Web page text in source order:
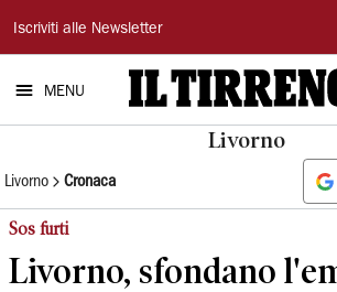
Il
Tirreno
Iscriviti alle Newsletter
MENU
Livorno
Livorno Cronaca
Sos furti
Livorno, sfondano